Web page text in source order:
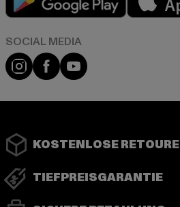
Instagram
FacebookYouTube
KOSTENLOSE RETOURE
TIEFPREISGARANTIE